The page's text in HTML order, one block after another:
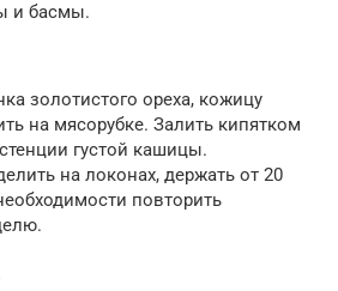
и басмы.
золотистого ореха, кожицу
на мясорубке. Залить кипятком
густой кашицы.
на локонах, держать от 20
повторить